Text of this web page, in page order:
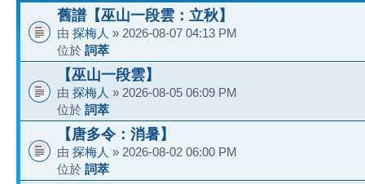
舊譜【巫山一段雲：立秋】
由 探梅人 » 2026-08-07 04:13 PM
位於 詞萃
【巫山一段雲】
由 探梅人 » 2026-08-05 06:09 PM
位於 詞萃
【唐多令：消暑】
由 探梅人 » 2026-08-02 06:00 PM
位於 詞萃